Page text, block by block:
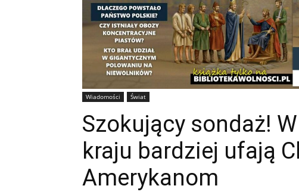
Wiadomości Świat
Szokujący sondaż!
kraju bardziej ufają
Amerykanom